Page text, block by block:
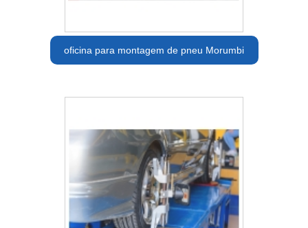
oficina para montagem de pneu Morumbi